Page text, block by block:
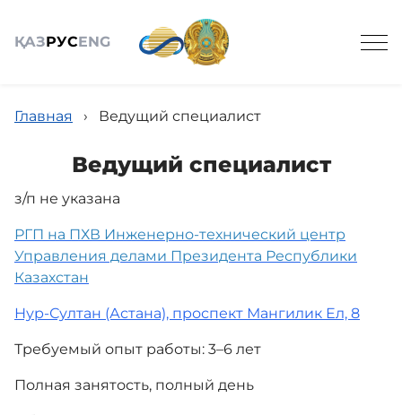
ҚАЗРУСENG
Общие сведения
Услуги
Проекты
Адалдық алаңы
Главная › Ведущий специалист
Ведущий специалист
з/п не указана
РГП на ПХВ Инженерно-технический центр
Управления делами Президента Республики
Казахстан
Нур-Султан (Астана), проспект Мангилик Ел, 8
Требуемый опыт работы: 3–6 лет
Полная занятость, полный день